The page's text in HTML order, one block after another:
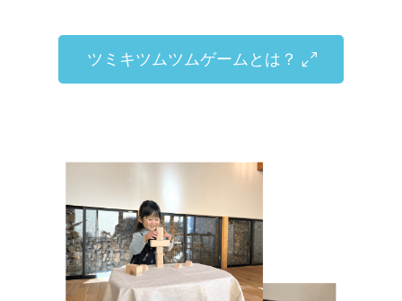
ツミキツムツムゲームとは？